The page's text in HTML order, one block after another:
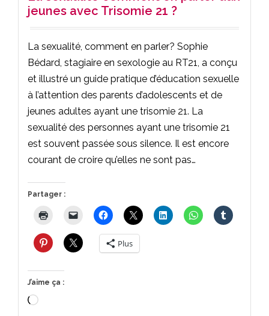
jeunes avec Trisomie 21 ?
La sexualité, comment en parler? Sophie
Bédard, stagiaire en sexologie au RT21, a conçu
et illustré un guide pratique d’éducation sexuelle
à l’attention des parents d’adolescents et de
jeunes adultes ayant une trisomie 21. La
sexualité des personnes ayant une trisomie 21
est souvent passée sous silence. Il est encore
courant de croire qu’elles ne sont pas…
Partager :
Plus
J’aime ça :
Chargement…